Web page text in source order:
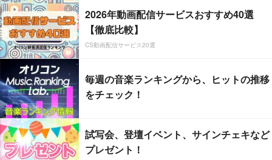
2026年動画配信サービスおすすめ40選
【徹底比較】
CS動画配信サービス20選
毎週の音楽ランキングから、ヒットの推移
をチェック！
試写会、登壇イベント、サインチェキなど
プレゼント！